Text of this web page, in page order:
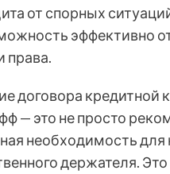
от спорных
эффективно
права.
договора кредитной
— это не просто
необходимость для
держателя.